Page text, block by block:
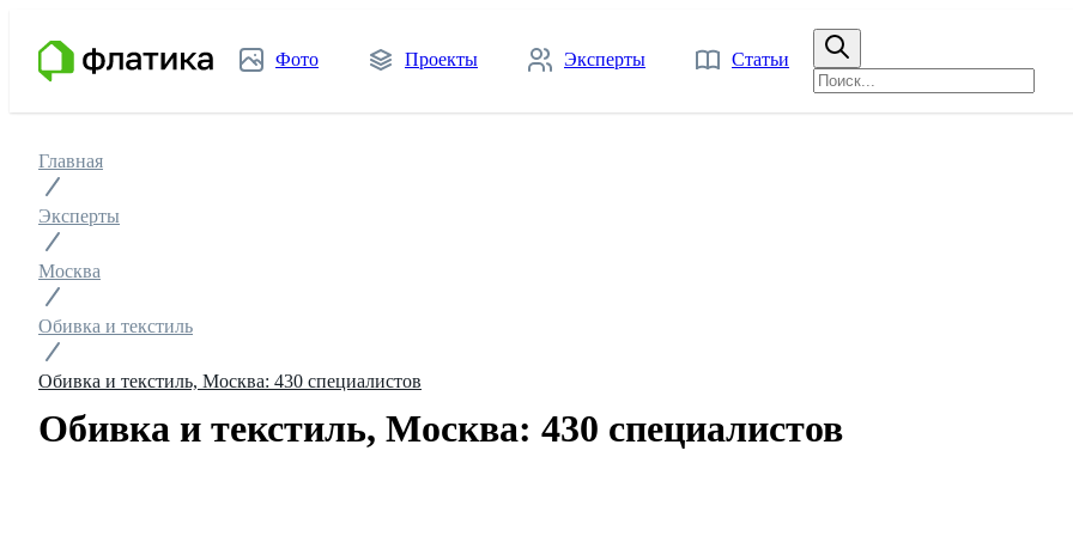
Фото Проекты Эксперты Статьи
Главная
Эксперты
Москва
Обивка и текстиль
Обивка и текстиль, Москва: 430 специалистов
Обивка и текстиль, Москва: 430 специалистов